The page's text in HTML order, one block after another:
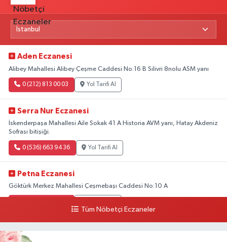
Aden Eczanesi
Alibey Mahallesi Alibey Çeşme Caddesi No:16 B Silivri 8nolu ASM yanı
0 (212) 813 00 03 Yol Tarifi Al
Serra Nur Eczanesi
İskenderpaşa Mahallesi Aile Sokak 41 A Historia AVM yanı, Hatay Akdeniz
Sofrası bitişiği.
0 (536) 663 94 36 Yol Tarifi Al
Petna Eczanesi
Göktürk Merkez Mahallesi Çeşmebaşı Caddesi No:10 A
Karlıktepe Mahallesi Soğanlık Caddesi No:34 A
Tüm Nöbetçi Eczaneler